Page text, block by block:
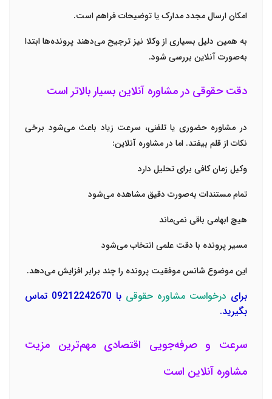
امکان ارسال مجدد مدارک یا توضیحات فراهم است.
به همین دلیل بسیاری از وکلا نیز ترجیح می‌دهند پرونده‌ها ابتدا
به‌صورت آنلاین بررسی شود.
دقت حقوقی در مشاوره آنلاین بسیار بالاتر است
در مشاوره حضوری یا تلفنی، سرعت زیاد باعث می‌شود برخی
نکات از قلم بیفتد. اما در مشاوره آنلاین:
وکیل زمان کافی برای تحلیل دارد
تمام مستندات به‌صورت دقیق مشاهده می‌شود
هیچ ابهامی باقی نمی‌ماند
مسیر پرونده با دقت علمی انتخاب می‌شود
این موضوع شانس موفقیت پرونده را چند برابر افزایش می‌دهد.
برای درخواست مشاوره حقوقی
با 09212242670 تماس
بگیرید.
سرعت و صرفه‌جویی اقتصادی مهم‌ترین مزیت
مشاوره آنلاین است